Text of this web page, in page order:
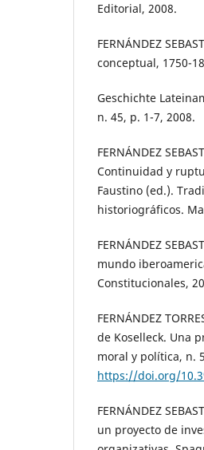
Editorial, 2008.
FERNÁNDEZ
conceptual, 1750-
Geschichte
n. 45, p. 1-7, 2008.
FERNÁNDEZ
Continuidad y
Faustino (ed.).
historiográficos.
FERNÁNDEZ
mundo
Constitucionales,
FERNÁNDEZ
de Koselleck. Una
moral y política, n.
https://doi.org/
FERNÁNDEZ
un proyecto de